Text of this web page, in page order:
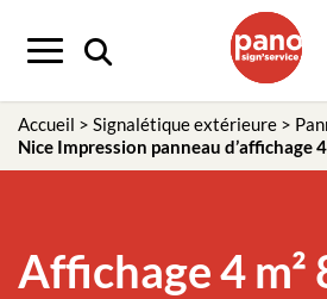
Menu
Accueil > Signalétique extérieure >
Nice Impression panneau d’affichage
Affichage 4 m²
Panneau de gestion des cookies